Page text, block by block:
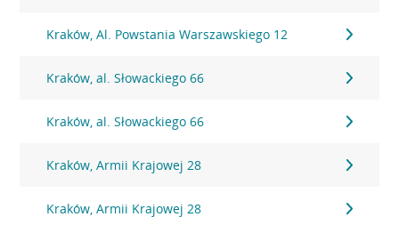
Kraków, Al. Powstania Warszawskiego 12
Kraków, al. Słowackiego 66
Kraków, al. Słowackiego 66
Kraków, Armii Krajowej 28
Kraków, Armii Krajowej 28